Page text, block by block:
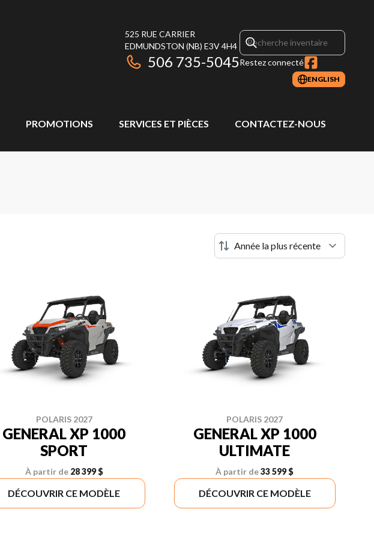
525 RUE CARRIER
EDMUNDSTON (NB) E3V 4H4
506 735-5045Restez connecté
ENGLISH
PROMOTIONS SERVICES ET PIÈCES CONTACTEZ-NOUS
POLARIS 2027
GENERAL XP 1000
SPORT
À partir de 28 399 $
DÉCOUVRIR CE MODÈLE
POLARIS 2027
GENERAL XP 1000
ULTIMATE
À partir de33 599 $
DÉCOUVRIR CE MODÈLE